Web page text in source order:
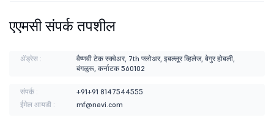
एएमसी संपर्क तपशील
ॲड्रेस :
वैष्णवी टेक स्क्वेअर, 7th फ्लोअर, इबल्लूर व्हिलेज, बेगुर होबली,
बंगळुरू, कर्नाटक 560102
संपर्क :
+91+91 8147544555
ईमेल आयडी :
mf@navi.com